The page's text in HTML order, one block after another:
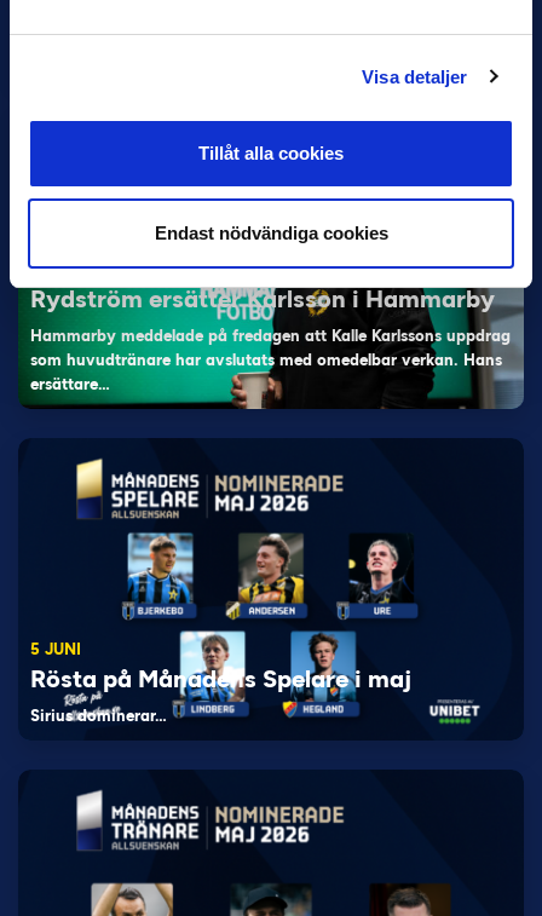
Visa detaljer
Tillåt alla cookies
Endast nödvändiga cookies
5 JUNI
Rydström ersätter Karlsson i Hammarby
Hammarby meddelade på fredagen att Kalle Karlssons uppdrag
som huvudtränare har avslutats med omedelbar verkan. Hans
ersättare…
5 JUNI
Rösta på Månadens Spelare i maj
Sirius dominerar…